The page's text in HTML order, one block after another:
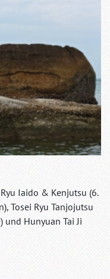
Iaido & Kenjutsu (6.
Tosei Ryu Tanjojutsu
und Hunyuan Tai Ji